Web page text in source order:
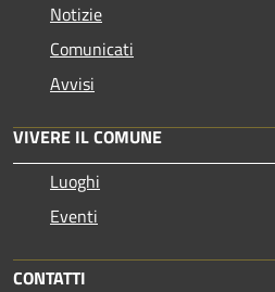
Notizie
Comunicati
Avvisi
VIVERE IL COMUNE
Luoghi
Eventi
CONTATTI